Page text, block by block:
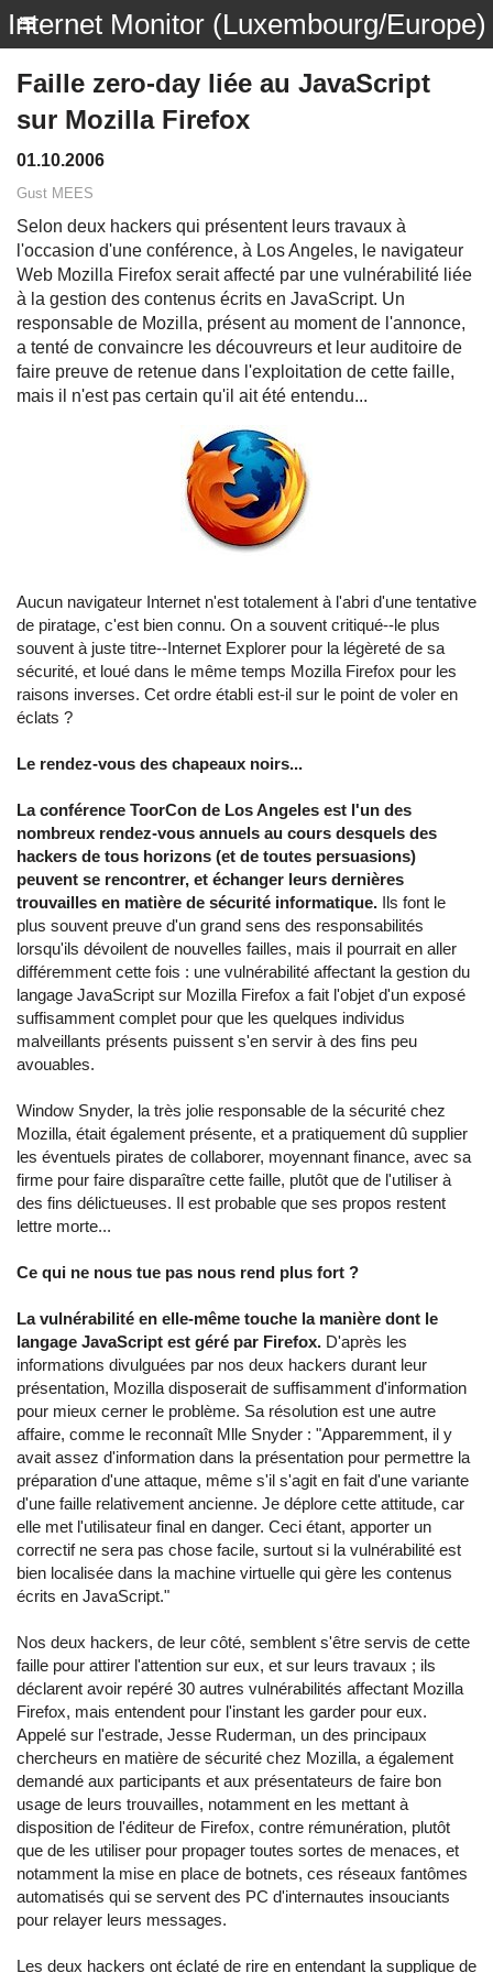
Internet Monitor (Luxembourg/Europe)
Faille zero-day liée au JavaScript
sur Mozilla Firefox
01.10.2006
Gust MEES
Selon deux hackers qui présentent leurs travaux à
l'occasion d'une conférence, à Los Angeles, le navigateur
Web Mozilla Firefox serait affecté par une vulnérabilité liée
à la gestion des contenus écrits en JavaScript. Un
responsable de Mozilla, présent au moment de l'annonce,
a tenté de convaincre les découvreurs et leur auditoire de
faire preuve de retenue dans l'exploitation de cette faille,
mais il n'est pas certain qu'il ait été entendu...
Aucun navigateur Internet n'est totalement à l'abri d'une tentative
de piratage, c'est bien connu. On a souvent critiqué--le plus
souvent à juste titre--Internet Explorer pour la légèreté de sa
sécurité, et loué dans le même temps Mozilla Firefox pour les
raisons inverses. Cet ordre établi est-il sur le point de voler en
éclats ?
Le rendez-vous des chapeaux noirs...
La conférence ToorCon de Los Angeles est l'un des
nombreux rendez-vous annuels au cours desquels des
hackers de tous horizons (et de toutes persuasions)
peuvent se rencontrer, et échanger leurs dernières
trouvailles en matière de sécurité informatique. Ils font le
plus souvent preuve d'un grand sens des responsabilités
lorsqu'ils dévoilent de nouvelles failles, mais il pourrait en aller
différemment cette fois : une vulnérabilité affectant la gestion du
langage JavaScript sur Mozilla Firefox a fait l'objet d'un exposé
suffisamment complet pour que les quelques individus
malveillants présents puissent s'en servir à des fins peu
avouables.
Window Snyder, la très jolie responsable de la sécurité chez
Mozilla, était également présente, et a pratiquement dû supplier
les éventuels pirates de collaborer, moyennant finance, avec sa
firme pour faire disparaître cette faille, plutôt que de l'utiliser à
des fins délictueuses. Il est probable que ses propos restent
lettre morte...
Ce qui ne nous tue pas nous rend plus fort ?
La vulnérabilité en elle-même touche la manière dont le
langage JavaScript est géré par Firefox. D'après les
informations divulguées par nos deux hackers durant leur
présentation, Mozilla disposerait de suffisamment d'information
pour mieux cerner le problème. Sa résolution est une autre
affaire, comme le reconnaît Mlle Snyder : "Apparemment, il y
avait assez d'information dans la présentation pour permettre la
préparation d'une attaque, même s'il s'agit en fait d'une variante
d'une faille relativement ancienne. Je déplore cette attitude, car
elle met l'utilisateur final en danger. Ceci étant, apporter un
correctif ne sera pas chose facile, surtout si la vulnérabilité est
bien localisée dans la machine virtuelle qui gère les contenus
écrits en JavaScript."
Nos deux hackers, de leur côté, semblent s'être servis de cette
faille pour attirer l'attention sur eux, et sur leurs travaux ; ils
déclarent avoir repéré 30 autres vulnérabilités affectant Mozilla
Firefox, mais entendent pour l'instant les garder pour eux.
Appelé sur l'estrade, Jesse Ruderman, un des principaux
chercheurs en matière de sécurité chez Mozilla, a également
demandé aux participants et aux présentateurs de faire bon
usage de leurs trouvailles, notamment en les mettant à
disposition de l'éditeur de Firefox, contre rémunération, plutôt
que de les utiliser pour propager toutes sortes de menaces, et
notamment la mise en place de botnets, ces réseaux fantômes
automatisés qui se servent des PC d'internautes insouciants
pour relayer leurs messages.
Les deux hackers ont éclaté de rire en entendant la supplique de